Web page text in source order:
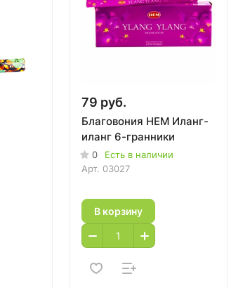
79 руб.
Благовония HEM Иланг-
иланг 6-гранники
0
Есть в наличии
Арт. 03027
В корзину